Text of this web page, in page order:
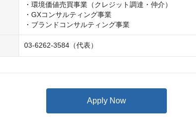
・環境価値売買事業（クレジット調達・仲介）
・GXコンサルティング事業
・ブランドコンサルティング事業
03-6262-3584（代表）
Apply Now